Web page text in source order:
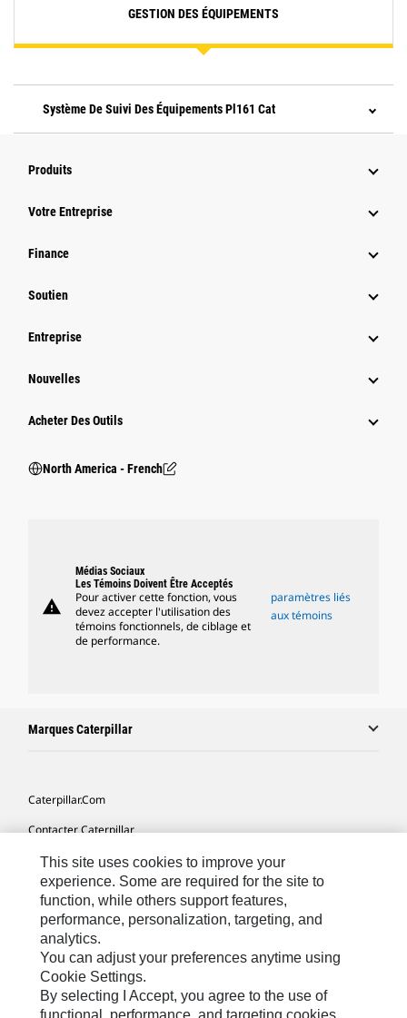
GESTION DES ÉQUIPEMENTS
Système De Suivi Des Équipements Pl161 Cat
Produits
Votre Entreprise
Finance
Soutien
Entreprise
Nouvelles
Acheter Des Outils
North America - French
warning
Médias Sociaux
Les Témoins Doivent Être Acceptés
Pour activer cette fonction, vous
devez accepter l'utilisation des
témoins fonctionnels, de ciblage et
de performance.
paramètres liés
aux témoins
Marques Caterpillar
Caterpillar.com
Contacter Caterpillar
Mes Préférences Marketing
Plan Du Site
Cookie Settings
Légales
Confidentialité
This site uses cookies to improve your
experience. Some are required for the site to
function, while others support features,
performance, personalization, targeting, and
analytics.
You can adjust your preferences anytime using
Cookie Settings.
By selecting I Accept, you agree to the use of
functional, performance, and targeting cookies.